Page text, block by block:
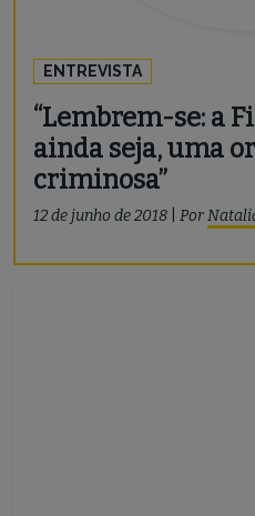
ENTREVISTA
“Lembrem-se: a
ainda seja, uma
criminosa”
12 de junho de 2018 Por